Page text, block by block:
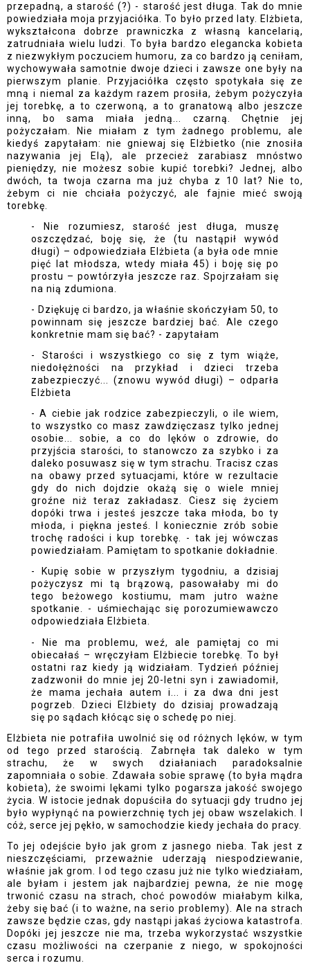
przepadną, a starość (?) - starość jest długa. Tak do mnie
powiedziała moja przyjaciółka. To było przed laty. Elżbieta,
wykształcona dobrze prawniczka z własną kancelarią,
zatrudniała wielu ludzi. To była bardzo elegancka kobieta
z niezwykłym poczuciem humoru, za co bardzo ją ceniłam,
wychowywała samotnie dwoje dzieci i zawsze one były na
pierwszym planie. Przyjaciółka często spotykała się ze
mną i niemal za każdym razem prosiła, żebym pożyczyła
jej torebkę, a to czerwoną, a to granatową albo jeszcze
inną, bo sama miała jedną... czarną. Chętnie jej
pożyczałam. Nie miałam z tym żadnego problemu, ale
kiedyś zapytałam: nie gniewaj się Elżbietko (nie znosiła
nazywania jej Elą), ale przecież zarabiasz mnóstwo
pieniędzy, nie możesz sobie kupić torebki? Jednej, albo
dwóch, ta twoja czarna ma już chyba z 10 lat? Nie to,
żebym ci nie chciała pożyczyć, ale fajnie mieć swoją
torebkę.
- Nie rozumiesz, starość jest długa, muszę
oszczędzać, boję się, że (tu nastąpił wywód
długi) – odpowiedziała Elżbieta (a była ode mnie
pięć lat młodsza, wtedy miała 45) i boję się po
prostu – powtórzyła jeszcze raz. Spojrzałam się
na nią zdumiona.
- Dziękuję ci bardzo, ja właśnie skończyłam 50, to
powinnam się jeszcze bardziej bać. Ale czego
konkretnie mam się bać? - zapytałam
- Starości i wszystkiego co się z tym wiąże,
niedołężności na przykład i dzieci trzeba
zabezpieczyć... (znowu wywód długi) – odparła
Elżbieta
- A ciebie jak rodzice zabezpieczyli, o ile wiem,
to wszystko co masz zawdzięczasz tylko jednej
osobie... sobie, a co do lęków o zdrowie, do
przyjścia starości, to stanowczo za szybko i za
daleko posuwasz się w tym strachu. Tracisz czas
na obawy przed sytuacjami, które w rezultacie
gdy do nich dojdzie okażą się o wiele mniej
groźne niż teraz zakładasz. Ciesz się życiem
dopóki trwa i jesteś jeszcze taka młoda, bo ty
młoda, i piękna jesteś. I koniecznie zrób sobie
trochę radości i kup torebkę. - tak jej wówczas
powiedziałam. Pamiętam to spotkanie dokładnie.
- Kupię sobie w przyszłym tygodniu, a dzisiaj
pożyczysz mi tą brązową, pasowałaby mi do
tego beżowego kostiumu, mam jutro ważne
spotkanie. - uśmiechając się porozumiewawczo
odpowiedziała Elżbieta.
- Nie ma problemu, weź, ale pamiętaj co mi
obiecałaś – wręczyłam Elżbiecie torebkę. To był
ostatni raz kiedy ją widziałam. Tydzień później
zadzwonił do mnie jej 20-letni syn i zawiadomił,
że mama jechała autem i... i za dwa dni jest
pogrzeb. Dzieci Elżbiety do dzisiaj prowadzają
się po sądach kłócąc się o schedę po niej.
Elżbieta nie potrafiła uwolnić się od różnych lęków, w tym
od tego przed starością. Zabrnęła tak daleko w tym
strachu, że w swych działaniach paradoksalnie
zapomniała o sobie. Zdawała sobie sprawę (to była mądra
kobieta), że swoimi lękami tylko pogarsza jakość swojego
życia. W istocie jednak dopuściła do sytuacji gdy trudno jej
było wypłynąć na powierzchnię tych jej obaw wszelakich. I
cóż, serce jej pękło, w samochodzie kiedy jechała do pracy.
To jej odejście było jak grom z jasnego nieba. Tak jest z
nieszczęściami, przeważnie uderzają niespodziewanie,
właśnie jak grom. I od tego czasu już nie tylko wiedziałam,
ale byłam i jestem jak najbardziej pewna, że nie mogę
trwonić czasu na strach, choć powodów miałabym kilka,
żeby się bać (i to ważne, na serio problemy). Ale na strach
zawsze będzie czas, gdy nastąpi jakaś życiowa katastrofa.
Dopóki jej jeszcze nie ma, trzeba wykorzystać wszystkie
czasu możliwości na czerpanie z niego, w spokojności
serca i rozumu.